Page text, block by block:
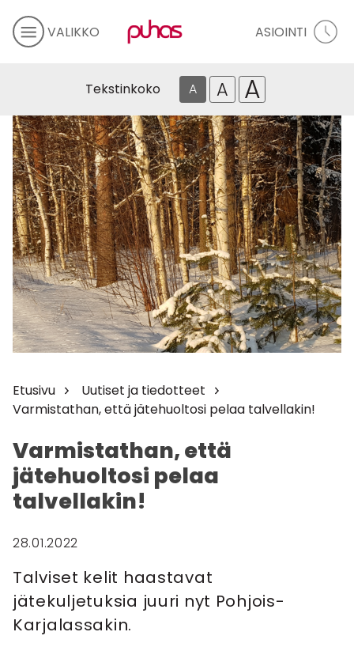
VALIKKO ASIOINTI
Tekstinkoko A A A
Etusivu
Uutiset ja tiedotteet
Varmistathan, että jätehuoltosi pelaa talvellakin!
Varmistathan, että
jätehuoltosi pelaa
talvellakin!
28.01.2022
Talviset kelit haastavat
jätekuljetuksia juuri nyt Pohjois-
Karjalassakin.